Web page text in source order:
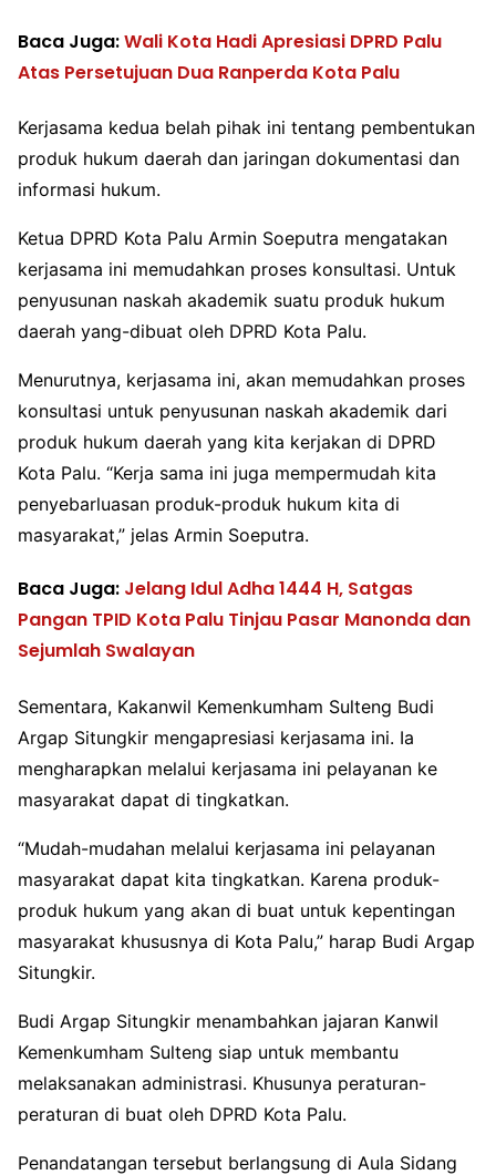
Baca Juga:Wali Kota Hadi Apresiasi DPRD Palu
Atas Persetujuan Dua Ranperda Kota Palu
Kerjasama kedua belah pihak ini tentang pembentukan
produk hukum daerah dan jaringan dokumentasi dan
informasi hukum.
Ketua DPRD Kota Palu Armin Soeputra mengatakan
kerjasama ini memudahkan proses konsultasi. Untuk
penyusunan naskah akademik suatu produk hukum
daerah yang-dibuat oleh DPRD Kota Palu.
Menurutnya, kerjasama ini, akan memudahkan proses
konsultasi untuk penyusunan naskah akademik dari
produk hukum daerah yang kita kerjakan di DPRD
Kota Palu. “Kerja sama ini juga mempermudah kita
penyebarluasan produk-produk hukum kita di
masyarakat,” jelas Armin Soeputra.
Baca Juga: Jelang Idul Adha 1444 H, Satgas
Pangan TPID Kota Palu Tinjau Pasar Manonda dan
Sejumlah Swalayan
Sementara, Kakanwil Kemenkumham Sulteng Budi
Argap Situngkir mengapresiasi kerjasama ini. Ia
mengharapkan melalui kerjasama ini pelayanan ke
masyarakat dapat di tingkatkan.
“Mudah-mudahan melalui kerjasama ini pelayanan
masyarakat dapat kita tingkatkan. Karena produk-
produk hukum yang akan di buat untuk kepentingan
masyarakat khususnya di Kota Palu,” harap Budi Argap
Situngkir.
Budi Argap Situngkir menambahkan jajaran Kanwil
Kemenkumham Sulteng siap untuk membantu
melaksanakan administrasi. Khusunya peraturan-
peraturan di buat oleh DPRD Kota Palu.
Penandatangan tersebut berlangsung di Aula Sidang